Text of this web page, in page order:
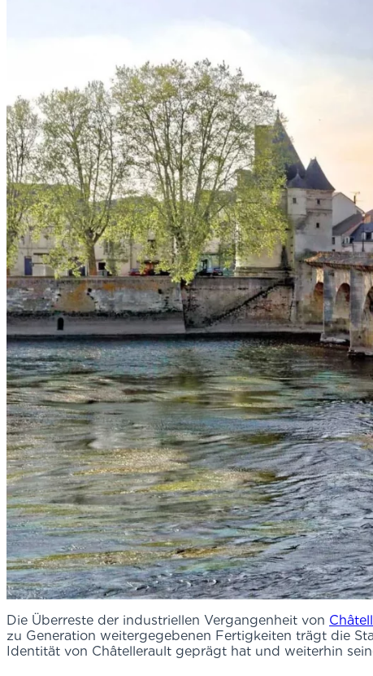
Die Überreste der industriellen Vergangenheit von
zu Generation weitergegebenen Fertigkeiten trägt die
Identität von Châtellerault geprägt hat und weiterhin